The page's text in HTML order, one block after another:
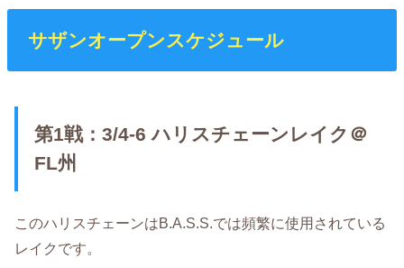
サザンオープンスケジュール
第1戦：3/4-6 ハリスチェーンレイク＠
FL州
このハリスチェーンはB.A.S.S.では頻繁に使用されている
レイクです。